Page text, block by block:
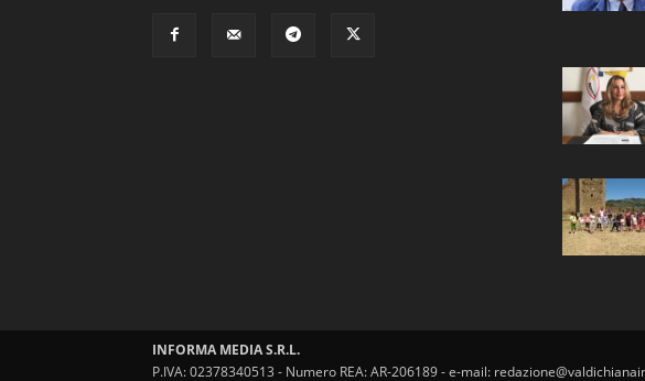
INFORMA MEDIA S.R.L.
P.IVA: 02378340513 - Numero REA: AR-206189 - e-mail: